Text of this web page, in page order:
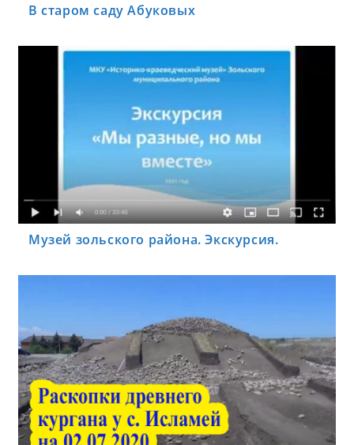
В старом саду Абуковых
Музей зольского района. Экскурсия.